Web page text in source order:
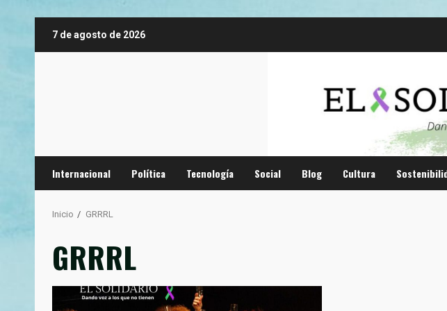
7 de agosto de 2026
Internacional Política Tecnología Social Blog Cultura
Inicio GRRRL
GRRRL